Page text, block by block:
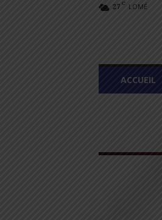
27 C LOMÉ
L
M
ACCUEIL